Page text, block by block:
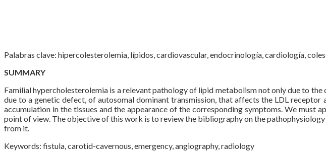
Palabras clave: hipercolesterolemia, lípidos, cardiovascular, endocrinología, cardiología,
SUMMARY
Familial hypercholesterolemia is a relevant pathology of lipid metabolism not only due to
due to a genetic defect, of autosomal dominant transmission, that affects the LDL
accumulation in the tissues and the appearance of the corresponding symptoms. We
point of view. The objective of this work is to review the bibliography on the
from it.
Keywords: fistula, carotid-cavernous, emergency, angiography, radiology